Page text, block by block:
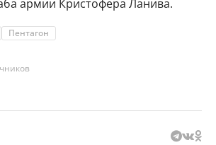
армии Кристофера Ланива.
Пентагон